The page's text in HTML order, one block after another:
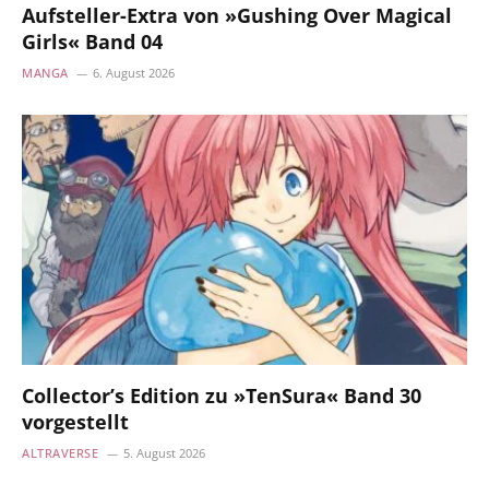
Aufsteller-Extra von »Gushing Over Magical
Girls« Band 04
MANGA 6. August 2026
Collector’s Edition zu »TenSura« Band 30
vorgestellt
ALTRAVERSE 5. August 2026